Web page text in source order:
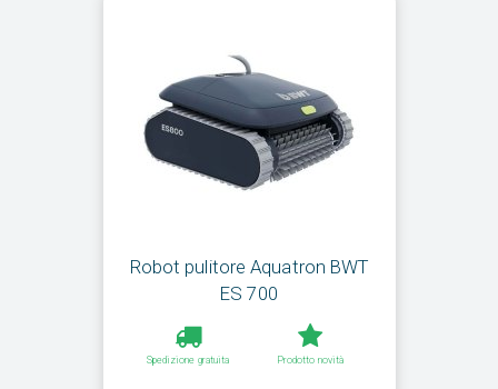
Robot pulitore Aquatron BWT
ES 700
Spedizione gratuita Prodotto novità